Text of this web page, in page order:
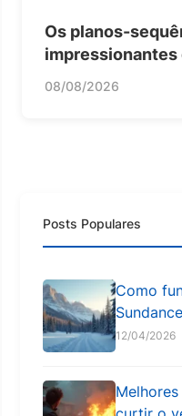
Os planos-
impressionantes
08/08/2026
Posts Populares
Como
12/04/2026